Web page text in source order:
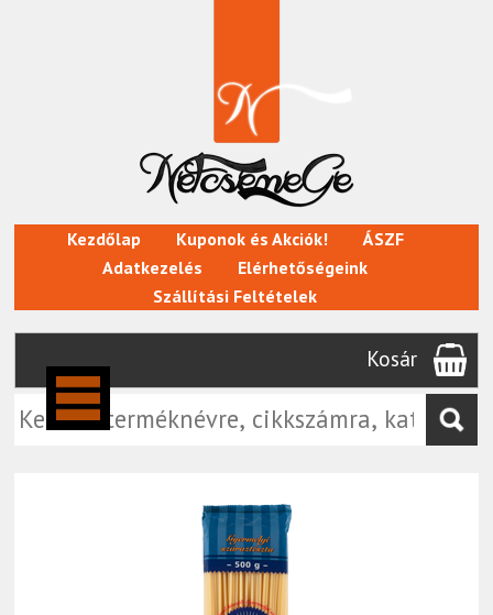
Kezdőlap Kuponok és Akciók!
ÁSZF
Adatkezelés
Elérhetőségeink
Szállítási Feltételek
Kosár